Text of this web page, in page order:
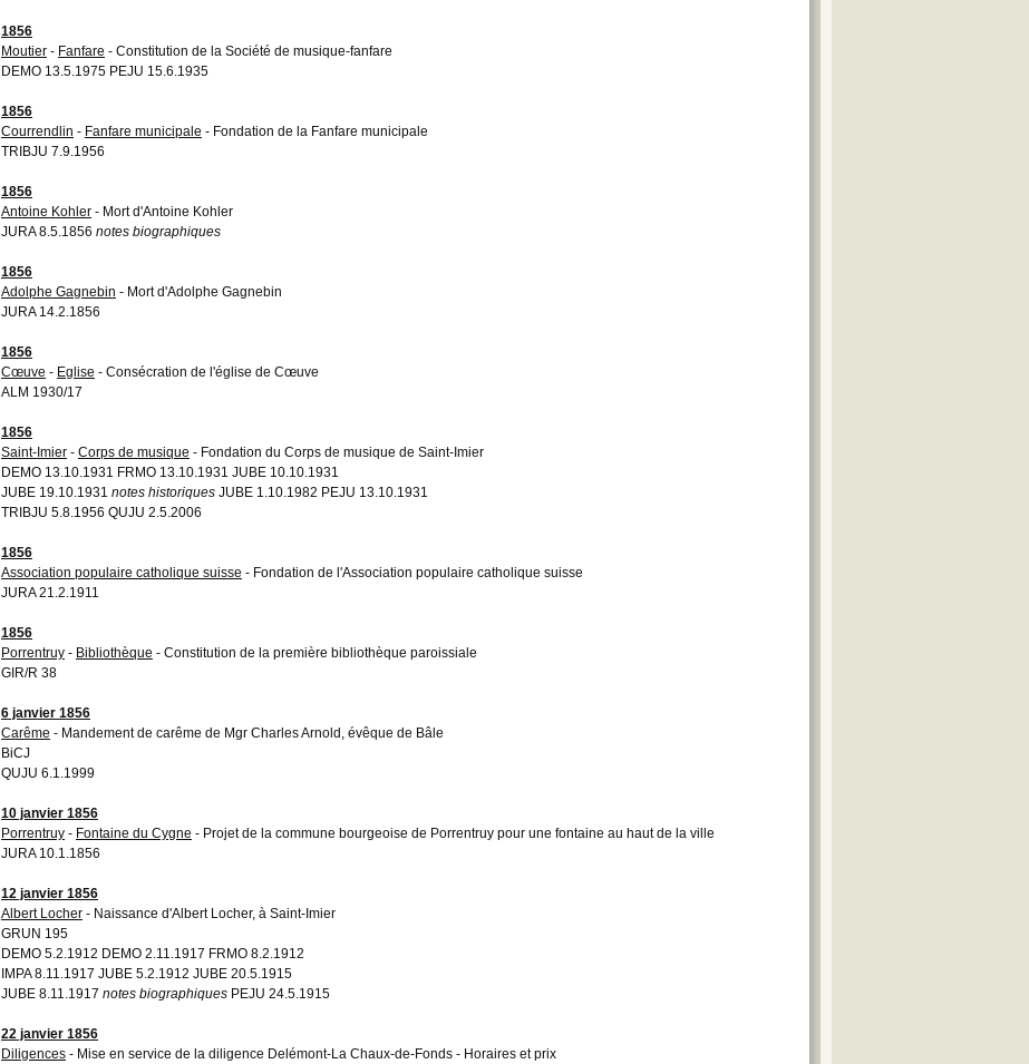
1856
Moutier - Fanfare - Constitution de la Société de musique-fanfare
DEMO 13.5.1975 PEJU 15.6.1935
1856
Courrendlin - Fanfare municipale - Fondation de la Fanfare municipale
TRIBJU 7.9.1956
1856
Antoine Kohler - Mort d'Antoine Kohler
JURA 8.5.1856 notes biographiques
1856
Adolphe Gagnebin - Mort d'Adolphe Gagnebin
JURA 14.2.1856
1856
Cœuve - Eglise - Consécration de l'église de Cœuve
ALM 1930/17
1856
Saint-Imier - Corps de musique - Fondation du Corps de musique de Saint-Imier
DEMO 13.10.1931 FRMO 13.10.1931 JUBE 10.10.1931
JUBE 19.10.1931 notes historiques JUBE 1.10.1982 PEJU 13.10.1931
TRIBJU 5.8.1956 QUJU 2.5.2006
1856
Association populaire catholique suisse - Fondation de l'Association populaire catholique suisse
JURA 21.2.1911
1856
Porrentruy - Bibliothèque - Constitution de la première bibliothèque paroissiale
GIR/R 38
6 janvier 1856
Carême - Mandement de carême de Mgr Charles Arnold, évêque de Bâle
BiCJ
QUJU 6.1.1999
10 janvier 1856
Porrentruy - Fontaine du Cygne - Projet de la commune bourgeoise de Porrentruy pour une fontaine au haut de la ville
JURA 10.1.1856
12 janvier 1856
Albert Locher - Naissance d'Albert Locher, à Saint-Imier
GRUN 195
DEMO 5.2.1912 DEMO 2.11.1917 FRMO 8.2.1912
IMPA 8.11.1917 JUBE 5.2.1912 JUBE 20.5.1915
JUBE 8.11.1917 notes biographiques PEJU 24.5.1915
22 janvier 1856
Diligences - Mise en service de la diligence Delémont-La Chaux-de-Fonds - Horaires et prix